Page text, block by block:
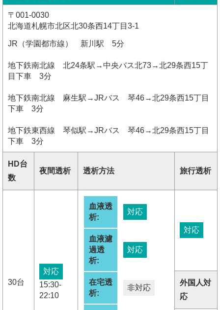
〒001-0030
北海道札幌市北区北30条西14丁目3-1
JR（学園都市線） 新川駅 5分
地下鉄南北線 北24条駅→中央バス北73→北29条西15丁
目下車 3分
地下鉄南北線 麻生駅→JRバス 琴46→北29条西15丁目
下車 3分
地下鉄東西線 琴似駅→JRバス 琴46→北29条西15丁目
下車 3分
HD台
数
夜間透析 透析方法 旅行透析
30台
対応
15:30-
22:10
血液透
析:
対応
血液濾
過透
析:
対応
在宅透
析:
非対応
対応
外国人対
応